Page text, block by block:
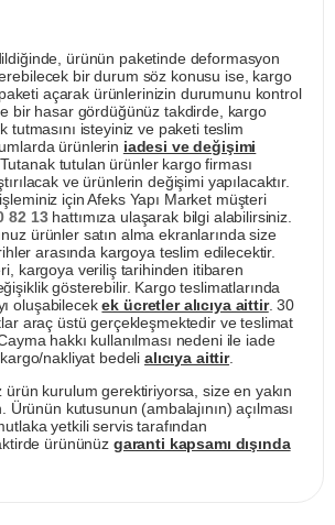
ürünün paketinde deformasyon
bir durum söz konusu ise, kargo
açarak ürünlerinizin durumunu kontrol
bir hasar gördüğünüz takdirde, kargo
tutmasını isteyiniz ve paketi teslim
ürünlerin iadesi ve değişimi
tutulan ürünler kargo firması
ve ürünlerin değişimi yapılacaktır.
için Afeks Yapı Market müşteri
82 13hattımıza ulaşarak bilgi alabilirsiniz.
ürünler satın alma ekranlarında size
arasında kargoya teslim edilecektir.
kargoya veriliş tarihinden itibaren
gösterebilir. Kargo teslimatlarında
oluşabilecekek ücretler alıcıya aittir. 30
araç üstü gerçekleşmektedir ve teslimat
hakkı kullanılması nedeni ile iade
nakliyat bedeli alıcıya aittir.
ürün kurulum gerektiriyorsa, size en yakın
Ürünün kutusunun (ambalajının) açılması
yetkili servis tarafından
ürününüz garanti kapsamı dışında